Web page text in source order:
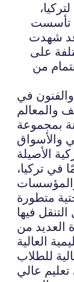
تأسست
شهدت
على
من
والفنون في
والمعالم
بمجموعة
والأسواق
في تركيا،
متطورة
العديد من
العالية
للطلاب
عالي